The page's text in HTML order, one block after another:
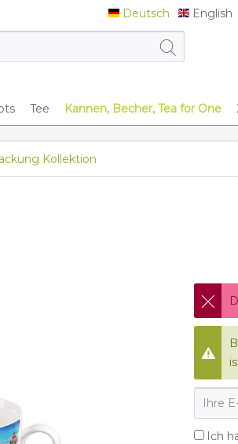
Deutsch
Deutsch English
English
Tee Kannen, Becher, Tea for One
Kollektion
Ich